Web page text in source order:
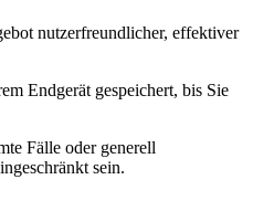
nutzerfreundlicher, effektiver
Endgerät gespeichert, bis Sie
Fälle oder generell
sein.